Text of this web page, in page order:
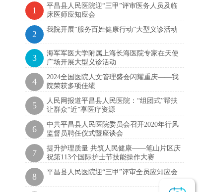
实习进修1
平昌县人民医院迎“三甲”评审医务人员及临
床医师应知应会
2 我院开展“服务百姓健康行动”大型义诊活动
3
海军军医大学附属上海长海医院专家在天使
广场开展大型义诊活动
4
2024全国医院人文管理盛会闪耀重庆——我
院荣获多项佳绩
5
人民网报道平昌县人民医院：“组团式”帮扶
让群众“近”享医疗资源
6
中共平昌县人民医院委员会召开2020年行风
监督员聘任仪式暨座谈会
7
提升护理质量 共筑人民健康——笔山片区庆
祝第113个国际护士节技能操作大赛
8 平昌县人民医院迎“三甲”评审全员应知应会